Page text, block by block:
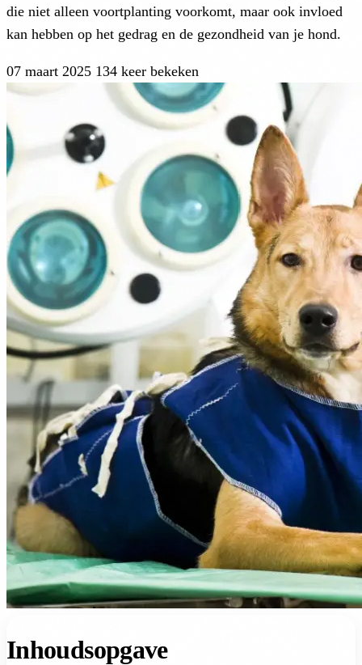
die niet alleen voortplanting voorkomt, maar ook invloed
kan hebben op het gedrag en de gezondheid van je hond.
07 maart 2025 134 keer bekeken
Inhoudsopgave